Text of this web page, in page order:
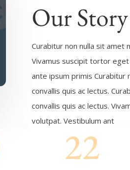
Our Story
Curabitur non nulla sit amet
Vivamus suscipit tortor
ante ipsum primis Curabitur
convallis quis ac lectus.
convallis quis ac lectus.
volutpat. Vestibulum ant
22